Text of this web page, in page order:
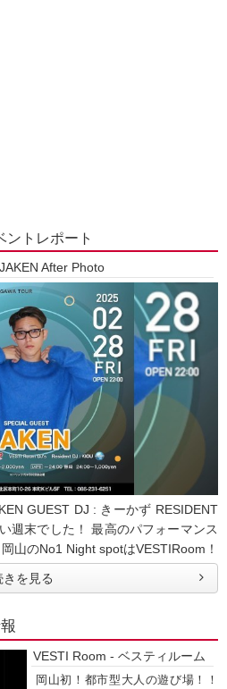
ントレポート
After Photo
GUEST DJ : きーかず RESIDENT
週末でした！ 最高のパフォーマンス
山のNo1 Night spotはVESTIRoom！
きを見る
VESTI Room - ベスティルーム
岡山初！都市型大人の遊び場！！